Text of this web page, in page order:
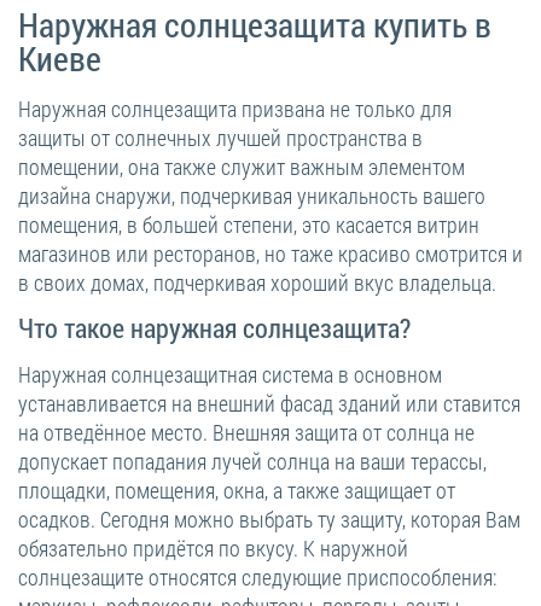
Наружная солнцезащита купить в
Киеве
Наружная солнцезащита призвана не только для
защиты от солнечных лучшей пространства в
помещении, она также служит важным элементом
дизайна снаружи, подчеркивая уникальность вашего
помещения, в большей степени, это касается витрин
магазинов или ресторанов, но таже красиво смотрится и
в своих домах, подчеркивая хороший вкус владельца.
Что такое наружная солнцезащита?
Наружная солнцезащитная система в основном
устанавливается на внешний фасад зданий или ставится
на отведённое место. Внешняя защита от солнца не
допускает попадания лучей солнца на ваши терассы,
площадки, помещения, окна, а также защищает от
осадков. Сегодня можно выбрать ту защиту, которая Вам
обязательно придётся по вкусу. К наружной
солнцезащите относятся следующие приспособления: